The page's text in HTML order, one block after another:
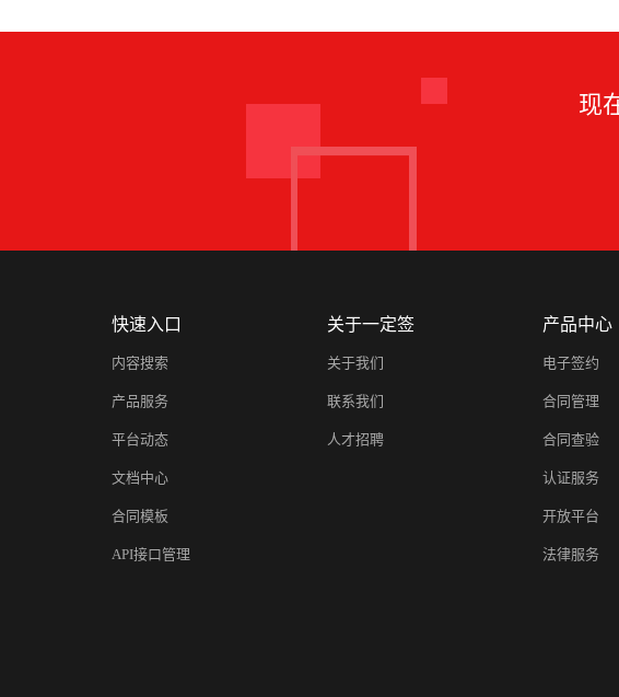
现
快速入口
内容搜索
产品服务
平台动态
文档中心
合同模板
API接口管理
关于一定签
关于我们
联系我们
人才招聘
产品中心
电子签约
合同管理
合同查验
认证服务
开放平台
法律服务